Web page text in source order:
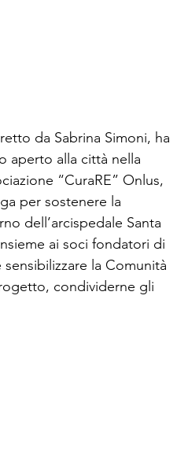
da Sabrina Simoni, ha
aperto alla città nella
“CuraRE” Onlus,
per sostenere la
dell’arcispedale Santa
ai soci fondatori di
la Comunità
condividerne gli